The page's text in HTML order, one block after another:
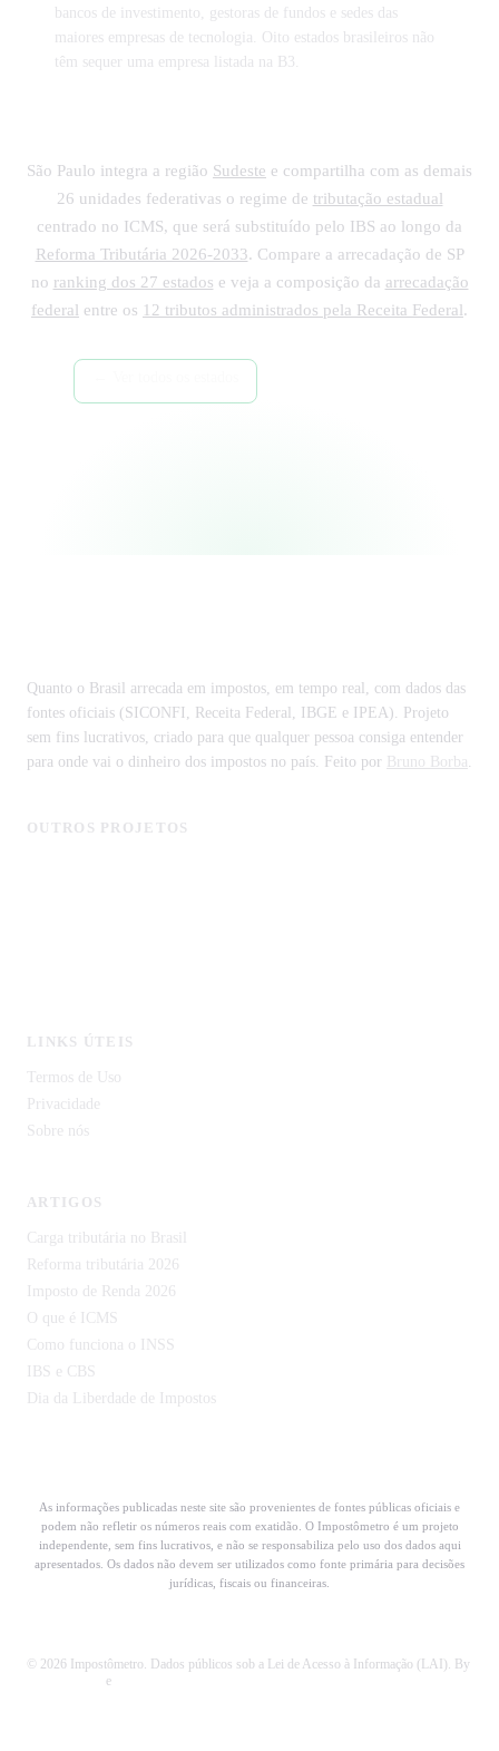
bancos de investimento, gestoras de fundos e sedes das
maiores empresas de tecnologia. Oito estados brasileiros não
têm sequer uma empresa listada na B3.
São Paulo integra a região Sudeste e compartilha com as demais
26 unidades federativas o regime de tributação estadual
centrado no ICMS, que será substituído pelo IBS ao longo da
Reforma Tributária 2026-2033. Compare a arrecadação de SP
no ranking dos 27 estados e veja a composição da arrecadação
federal entre os 12 tributos administrados pela Receita Federal.
Quanto o Brasil arrecada em impostos, em tempo real, com dados das
fontes oficiais (SICONFI, Receita Federal, IBGE e IPEA). Projeto
sem fins lucrativos, criado para que qualquer pessoa consiga entender
para onde vai o dinheiro dos impostos no país. Feito por
Bruno Borba.
OUTROS PROJETOS
LINKS ÚTEIS
Termos de Uso
Privacidade
Sobre nós
ARTIGOS
Carga tributária no Brasil
Reforma tributária 2026
Imposto de Renda 2026
O que é ICMS
Como funciona o INSS
IBS e CBS
Dia da Liberdade de Impostos
As informações publicadas neste site são provenientes de fontes públicas oficiais e
podem não refletir os números reais com exatidão. O Impostômetro é um projeto
independente, sem fins lucrativos, e não se responsabiliza pelo uso dos dados aqui
apresentados. Os dados não devem ser utilizados como fonte primária para decisões
jurídicas, fiscais ou financeiras.
© 2026 Impostômetro. Dados públicos sob a Lei de Acesso à Informação (LAI). By
e